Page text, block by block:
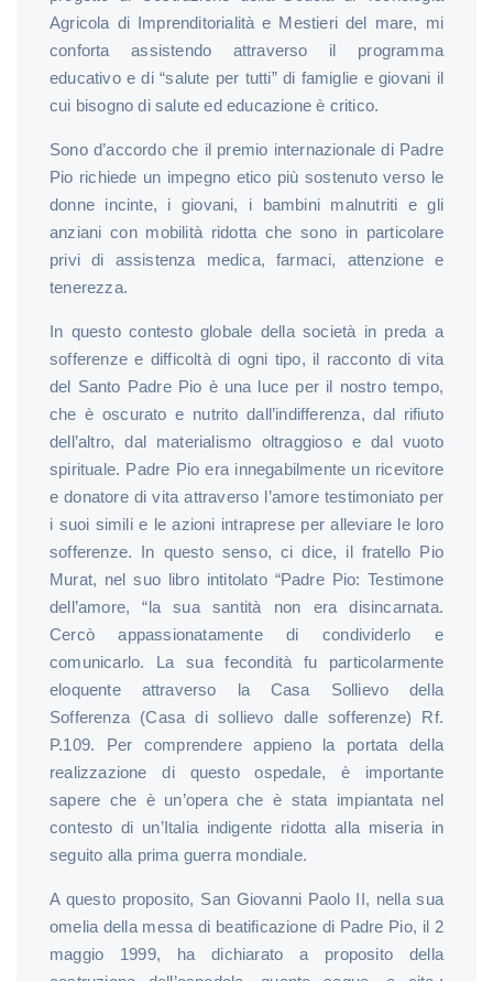
Agricola di Imprenditorialità e Mestieri del mare, mi
conforta assistendo attraverso il programma
educativo e di “salute per tutti” di famiglie e giovani il
cui bisogno di salute ed educazione è critico.
Sono d’accordo che il premio internazionale di Padre
Pio richiede un impegno etico più sostenuto verso le
donne incinte, i giovani, i bambini malnutriti e gli
anziani con mobilità ridotta che sono in particolare
privi di assistenza medica, farmaci, attenzione e
tenerezza.
In questo contesto globale della società in preda a
sofferenze e difficoltà di ogni tipo, il racconto di vita
del Santo Padre Pio è una luce per il nostro tempo,
che è oscurato e nutrito dall’indifferenza, dal rifiuto
dell’altro, dal materialismo oltraggioso e dal vuoto
spirituale. Padre Pio era innegabilmente un ricevitore
e donatore di vita attraverso l’amore testimoniato per
i suoi simili e le azioni intraprese per alleviare le loro
sofferenze. In questo senso, ci dice, il fratello Pio
Murat, nel suo libro intitolato “Padre Pio: Testimone
dell’amore, “la sua santità non era disincarnata.
Cercò appassionatamente di condividerlo e
comunicarlo. La sua fecondità fu particolarmente
eloquente attraverso la Casa Sollievo della
Sofferenza (Casa di sollievo dalle sofferenze) Rf.
P.109. Per comprendere appieno la portata della
realizzazione di questo ospedale, è importante
sapere che è un’opera che è stata impiantata nel
contesto di un’Italia indigente ridotta alla miseria in
seguito alla prima guerra mondiale.
A questo proposito, San Giovanni Paolo II, nella sua
omelia della messa di beatificazione di Padre Pio, il 2
maggio 1999, ha dichiarato a proposito della